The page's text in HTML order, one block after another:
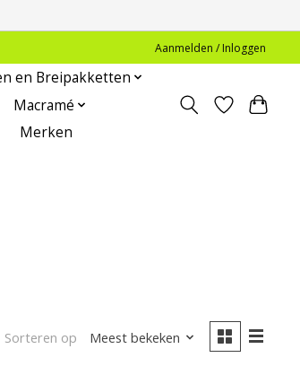
Aanmelden / Inloggen
en Breipakketten
Macramé
Merken
Sorteren op Meest bekeken